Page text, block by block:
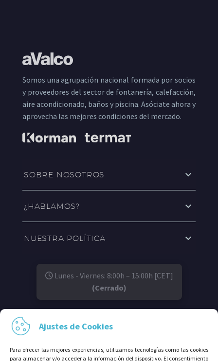
Ajustes de Cookies
Para ofrecer las mejores experiencias, utilizamos tecnologías como las cookies
para almacenar y/o acceder a la información del dispositivo. El consentimiento
Somos una agrupación nacional formada por socios
y proveedores del sector de fontanería, calefacción,
aire acondicionado, baños y piscina. Asóciate ahora y
aprovecha las mejores condiciones del mercado.
SOBRE NOSOTROS
¿HABLAMOS?
NUESTRA POLÍTICA
Lunes - Viernes: 8:00h – 15:00h [CET]
(Cerrado)